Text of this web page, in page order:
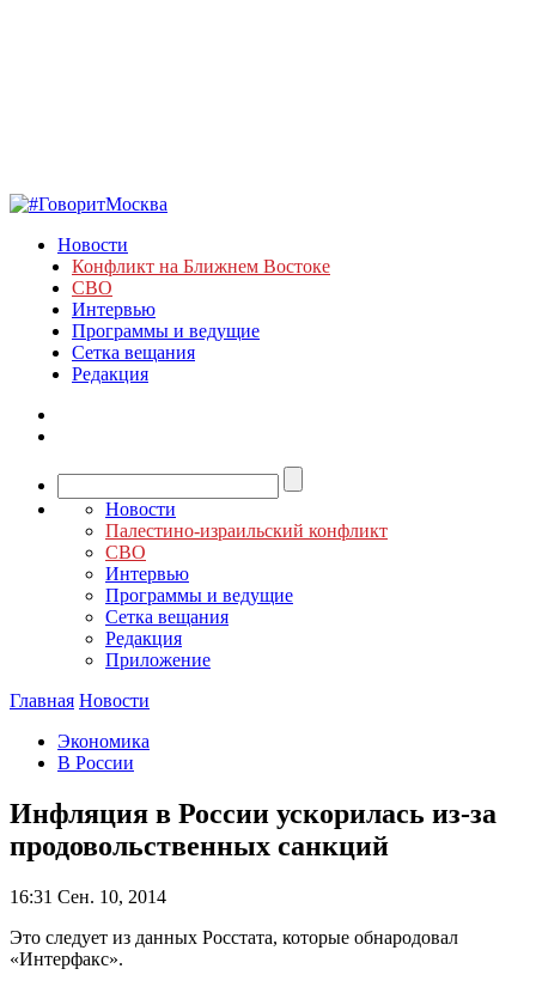
Новости
Конфликт на Ближнем Востоке
СВО
Интервью
Программы и ведущие
Сетка вещания
Редакция
Новости
Палестино-израильский конфликт
СВО
Интервью
Программы и ведущие
Сетка вещания
Редакция
Приложение
Главная Новости
Экономика
В России
Инфляция в России ускорилась из-за
продовольственных санкций
16:31 Сен. 10, 2014
Это следует из данных Росстата, которые обнародовал
«Интерфакс».